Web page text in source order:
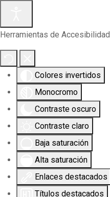
Herramientas de Accesibilidad
Colores invertidos
Monocromo
Contraste oscuro
Contraste claro
Baja saturación
Alta saturación
Enlaces destacados
Títulos destacados